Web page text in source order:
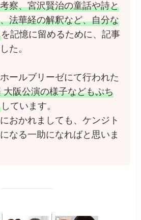
察、宮沢賢治の童話や詩と
法華経の解釈など、自分な
を記憶に留めるために、記事
た。
ールブリーゼにて行われた
大阪公演の様子などもぷち
しています。
おかれましても、ケンジト
なる一助になればと思いま